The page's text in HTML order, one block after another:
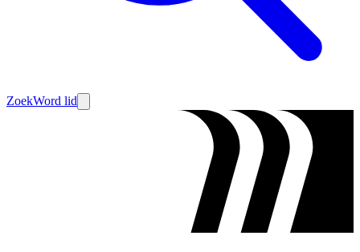
ZoekWord lid